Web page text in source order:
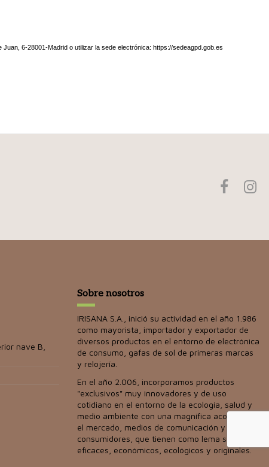
6-28001-Madrid o utilizar la sede electrónica: https://sedeagpd.gob.es
nave B,
Sobre nosotros
IRISANA S.A., inició su actividad en el año 1.986
como mayorista, importador y exportador de
diversos productos en el entorno de electrónica
de consumo, gafas de sol de primeras marcas
y relojería.
En el año 2.006, incorporamos productos
"exclusivos" muy innovadores y de uso
cotidiano en el entorno de la ecología, salud y
medio ambiente con una magnífica acogida en
el mercado, medios de comunicación y
consumidores, que tienen como lema ser
eficaces, económicos, ecológicos y originales.